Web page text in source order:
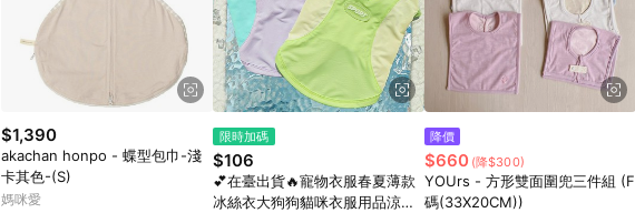
$1,390
akachan honpo - 蝶型包巾-淺
卡其色-(S)
媽咪愛
限時加碼
$106
💕在臺出貨🔥寵物衣服春夏薄款
冰絲衣大狗狗貓咪衣服用品涼感
降價
$660 (降$300)
YOUrs - 方形雙面圍兜三件組 (F
碼(33X20CM))